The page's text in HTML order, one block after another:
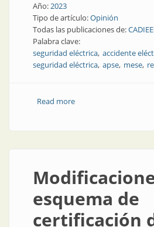
Año:2023
Tipo de artículo:Opinión
Todas las publicaciones de:
Palabra clave:
seguridad eléctrica accidente
seguridad eléctrica apse mese
Read moreabout Por qué y cómo
esquema de
certificación